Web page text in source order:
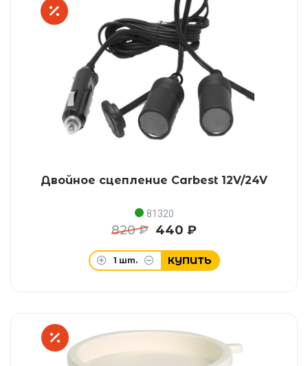
Двойное сцепление Carbest 12V/24V
81320
820 ₽ 440 ₽
1 шт. КУПИТЬ